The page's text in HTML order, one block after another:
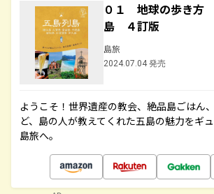
０１ 地球の歩き
島 ４訂版
島旅
2024.07.04 発売
ようこそ！世界遺産の教会、絶品島ごはん
ど、島の人が教えてくれた五島の魅力をギ
島旅へ。